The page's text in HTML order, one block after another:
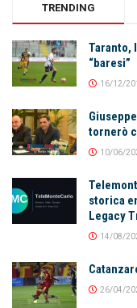
TRENDING
Taranto,
“baresi”
16/12/
tornerò
10/06/
storica
Legacy
14/08/
26/04/